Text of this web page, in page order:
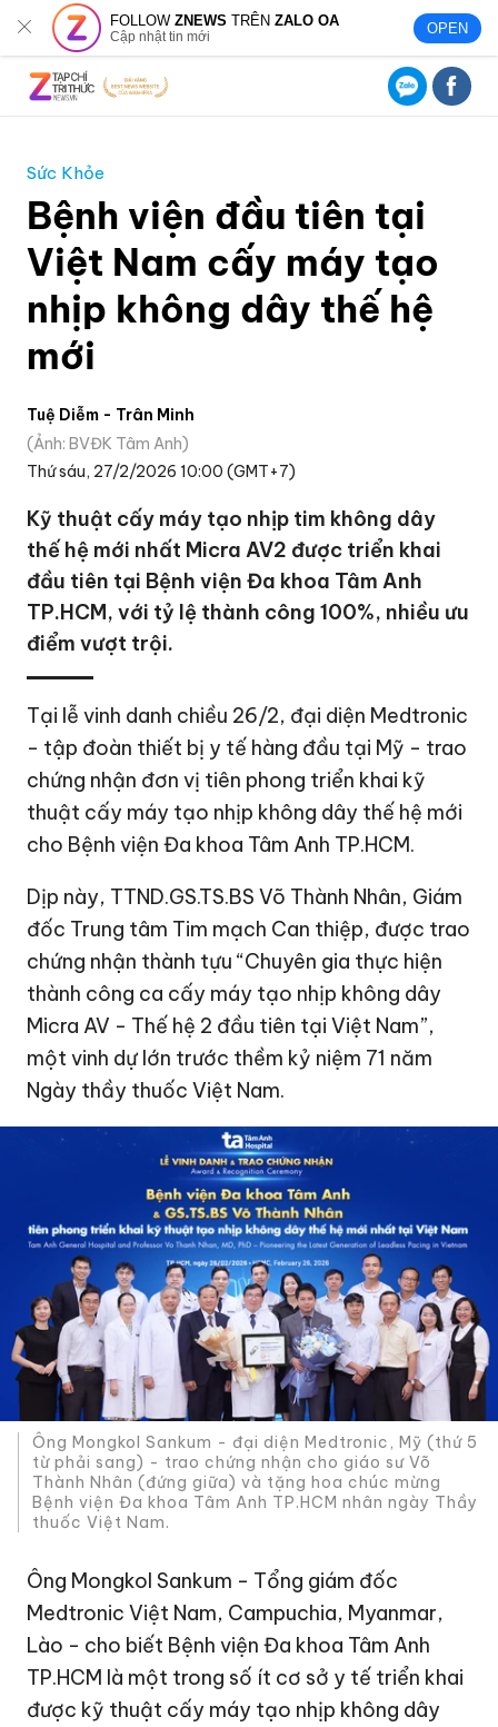
FOLLOWZNEWS TRÊNZALO OA
Cập nhật tin mới OPEN
Sức Khỏe
Bệnh viện đầu tiên tại
Việt Nam cấy máy tạo
nhịp không dây thế hệ
mới
Tuệ Diễm - Trân Minh
Ảnh: BVĐK Tâm Anh
Thứ sáu, 27/2/2026 10:00 (GMT+7)
Kỹ thuật cấy máy tạo nhịp tim không dây
thế hệ mới nhất Micra AV2 được triển khai
đầu tiên tại Bệnh viện Đa khoa Tâm Anh
TP.HCM, với tỷ lệ thành công 100%, nhiều ưu
điểm vượt trội.
Tại lễ vinh danh chiều 26/2, đại diện Medtronic
- tập đoàn thiết bị y tế hàng đầu tại Mỹ - trao
chứng nhận đơn vị tiên phong triển khai kỹ
thuật cấy máy tạo nhịp không dây thế hệ mới
cho Bệnh viện Đa khoa Tâm Anh TP.HCM.
Dịp này, TTND.GS.TS.BS Võ Thành Nhân, Giám
đốc Trung tâm Tim mạch Can thiệp, được trao
chứng nhận thành tựu “Chuyên gia thực hiện
thành công ca cấy máy tạo nhịp không dây
Micra AV - Thế hệ 2 đầu tiên tại Việt Nam”,
một vinh dự lớn trước thềm kỷ niệm 71 năm
Ngày thầy thuốc Việt Nam.
Ông Mongkol Sankum - đại diện Medtronic, Mỹ (thứ 5
từ phải sang) - trao chứng nhận cho giáo sư Võ
Thành Nhân (đứng giữa) và tặng hoa chúc mừng
Bệnh viện Đa khoa Tâm Anh TP.HCM nhân ngày Thầy
thuốc Việt Nam.
Ông Mongkol Sankum - Tổng giám đốc
Medtronic Việt Nam, Campuchia, Myanmar,
Lào - cho biết Bệnh viện Đa khoa Tâm Anh
TP.HCM là một trong số ít cơ sở y tế triển khai
được kỹ thuật cấy máy tạo nhịp không dây